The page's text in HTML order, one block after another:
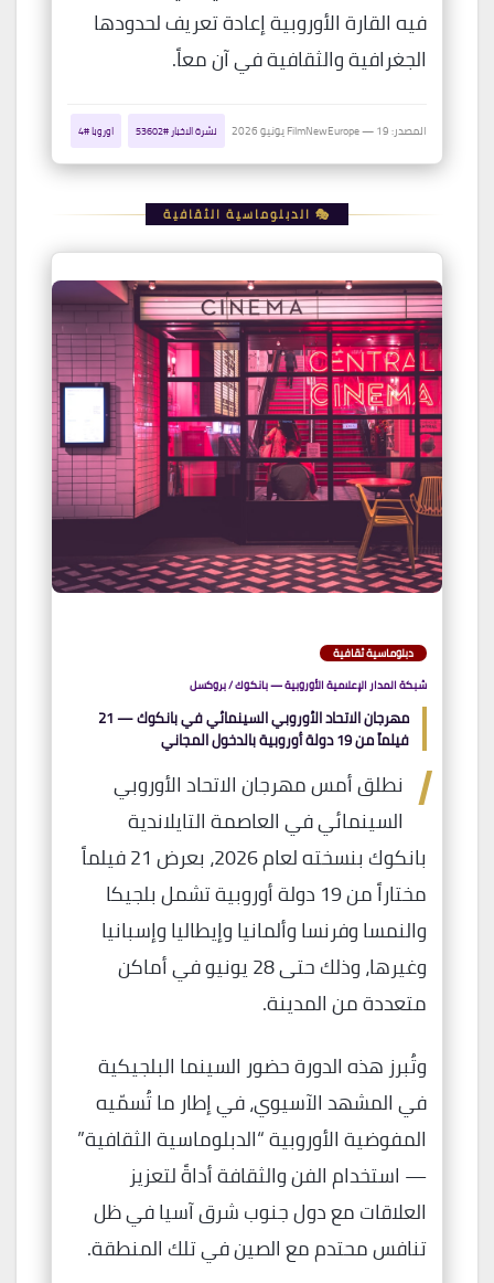
فيه القارة الأوروبية إعادة تعريف لحدودها
الجغرافية والثقافية في آن معاً.
المصدر: FilmNewEurope — 19 يونيو 2026 نشرة الاخبار #53602 اوروبا #4
🎭 الدبلوماسية الثقافية
دبلوماسية ثقافية
شبكة المدار الإعلامية الأوروبية — بانكوك / بروكسل
مهرجان الاتحاد الأوروبي السينمائي في بانكوك — 21
فيلماً من 19 دولة أوروبية بالدخول المجاني
ا نطلق أمس مهرجان الاتحاد الأوروبي
السينمائي في العاصمة التايلاندية
بانكوك بنسخته لعام 2026، بعرض 21 فيلماً
مختاراً من 19 دولة أوروبية تشمل بلجيكا
والنمسا وفرنسا وألمانيا وإيطاليا وإسبانيا
وغيرها، وذلك حتى 28 يونيو في أماكن
متعددة من المدينة.
وتُبرز هذه الدورة حضور السينما البلجيكية
في المشهد الآسيوي، في إطار ما تُسمّيه
المفوضية الأوروبية “الدبلوماسية الثقافية”
— استخدام الفن والثقافة أداةً لتعزيز
العلاقات مع دول جنوب شرق آسيا في ظل
تنافس محتدم مع الصين في تلك المنطقة.